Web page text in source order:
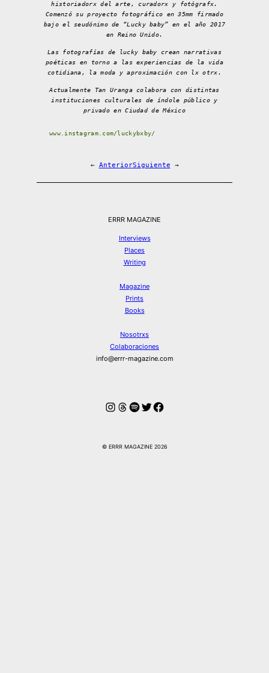
historiadorx del arte, curadorx y fotógrafx.
Comenzó su proyecto fotográfico en 35mm firmado
bajo el seudónimo de “Lucky baby” en el año 2017
en Reino Unido.
Las fotografías de lucky baby crean narrativas
poéticas en torno a las experiencias de la vida
cotidiana, la moda y aproximación con lx otrx.
Actualmente Tan Uranga colabora con distintas
instituciones culturales de índole público y
privado en Ciudad de México
www.instagram.com/luckybxby/
← AnteriorSiguiente →
ERRR MAGAZINE
Interviews
Places
Writing
Magazine
Prints
Books
Nosotrxs
Colaboraciones
info@errr-magazine.com
Instagram
Hilos
Spotify
Twitter
Facebook
© ERRR MAGAZINE 2026